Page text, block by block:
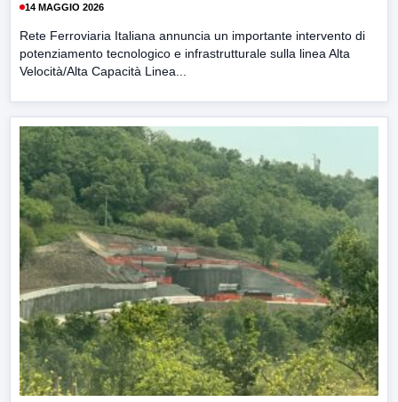
14 MAGGIO 2026
Rete Ferroviaria Italiana annuncia un importante intervento di
potenziamento tecnologico e infrastrutturale sulla linea Alta
Velocità/Alta Capacità Linea...